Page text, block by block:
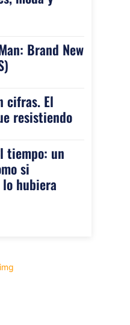
Brand New
cifras. El
resistiendo
tiempo: un
si
hubiera